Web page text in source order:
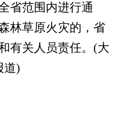
省范围内进行通
林草原火灾的，省
有关人员责任。(大
道)